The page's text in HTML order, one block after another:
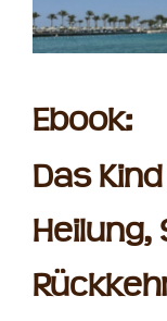
Ebook:
Das
Heilung,